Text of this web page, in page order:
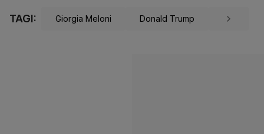
TAGI: Giorgia Meloni Donald Trump